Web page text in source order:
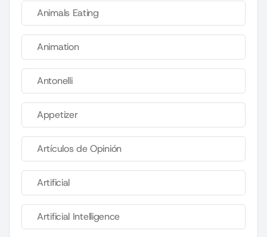
Animals Eating
Animation
Antonelli
Appetizer
Artículos de Opinión
Artificial
Artificial Intelligence